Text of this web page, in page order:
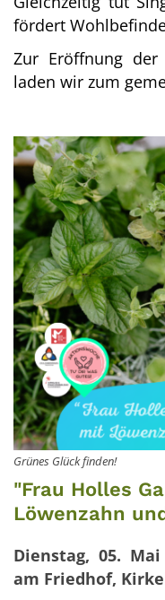
fördert
Zur Eröffnung der
laden wir zum
Grünes Glück finden!
"Frau Holles
Löwenzahn
Dienstag, 05.
am Friedhof,